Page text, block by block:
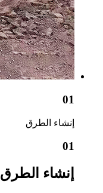
01
إنشاء الطرق
01
إنشاء الطرق